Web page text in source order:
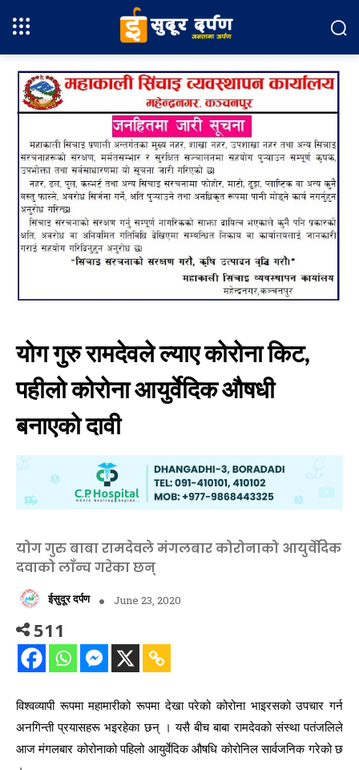
योग गुरु रामदेवले ल्याए कोरोना किट,
पहीलो कोरोना आयुर्वेदिक औषधी
बनाएको दावी
योग गुरु बाबा रामदेवले मंगलबार कोरोनाको आयुर्वेदिक
दवाको लाँन्च गरेका छन्
ईसुदूर दर्पण June 23, 2020
511
विश्वव्यापी रूपमा महामारीको रूपमा देखा परेको कोरोना भाइरसको उपचार गर्न
अनगिन्ती प्रयासहरू भइरहेका छन् । यसै बीच बाबा रामदेवको संस्था पतंजलिले
आज मंगलबार कोरोनाको पहिलो आयुर्वेदिक औषधि कोरोनिल सार्वजनिक गरेको छ